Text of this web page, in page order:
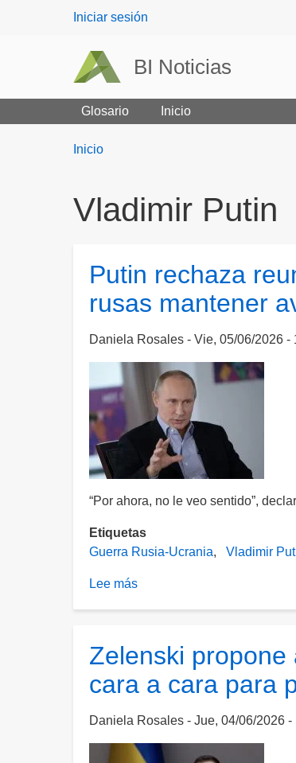
User
Iniciar sesión
BI Noticias
Glosario Inicio
Breadcrumbs
You
Inicio
Vladimir Putin
Putin rechaza
rusas mantener
Daniela Rosales Vie, 05/06/2026 -
“Por ahora, no le veo sentido”,
Etiquetas
Guerra Rusia-Ucrania
Vladimir
Lee más
con
Zelenski
ordena
las
Zelenski
cara a cara para
Daniela Rosales Jue, 04/06/2026 -